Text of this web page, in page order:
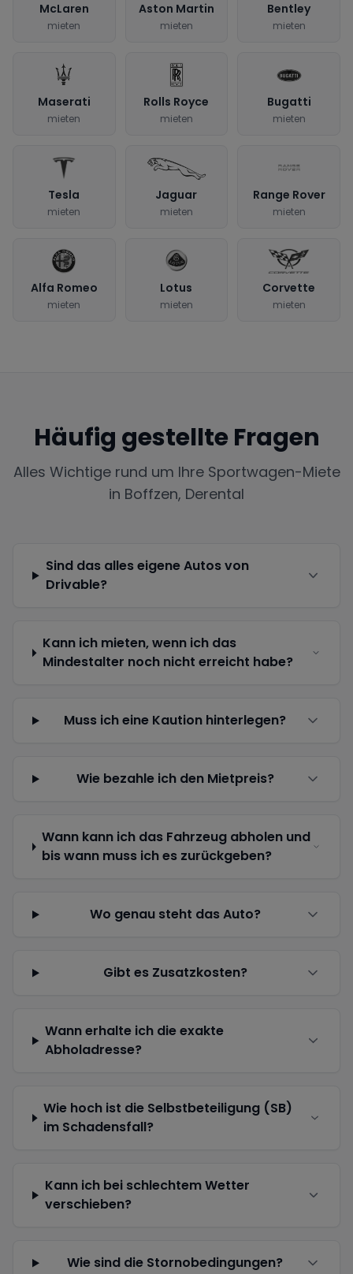
McLaren
mieten
Aston Martin
mieten
Bentley
mieten
Maserati
mieten
Rolls Royce
mieten
Bugatti
mieten
Tesla
mieten
Jaguar
mieten
Range Rover
mieten
Alfa Romeo
mieten
Lotus
mieten
Corvette
mieten
Häufig gestellte Fragen
Alles Wichtige rund um Ihre Sportwagen-Miete
in Boffzen, Derental
Sind das alles eigene Autos von
Drivable?
Kann ich mieten, wenn ich das
Mindestalter noch nicht erreicht habe?
Muss ich eine Kaution hinterlegen?
Wie bezahle ich den Mietpreis?
Wann kann ich das Fahrzeug abholen und
bis wann muss ich es zurückgeben?
Wo genau steht das Auto?
Gibt es Zusatzkosten?
Wann erhalte ich die exakte
Abholadresse?
Wie hoch ist die Selbstbeteiligung (SB)
im Schadensfall?
Kann ich bei schlechtem Wetter
verschieben?
Wie sind die Stornobedingungen?